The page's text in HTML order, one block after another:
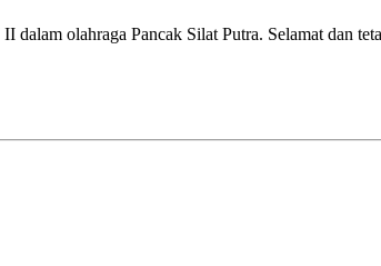
olahraga Pancak Silat Putra. Selamat dan